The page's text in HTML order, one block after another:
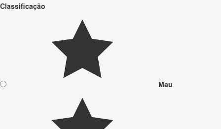
Classificação
Mau